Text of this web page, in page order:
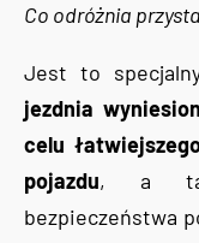
Co odróżnia
Jest to
jezdnia
celu
pojazdu, a
bezpieczeństwa